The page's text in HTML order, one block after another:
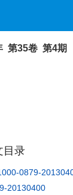
第35卷 第4期
目录
0879-
20130400